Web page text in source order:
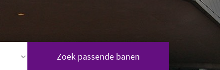
Zoek passende banen